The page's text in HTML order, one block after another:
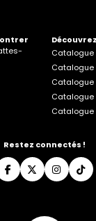
Catalogue
Catalogue
Catalogue
Catalogue
Restez connectés !